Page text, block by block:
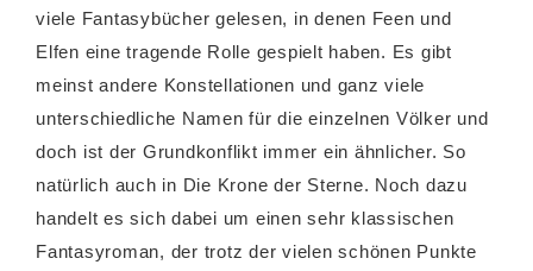
viele Fantasybücher gelesen, in denen Feen und
Elfen eine tragende Rolle gespielt haben. Es gibt
meinst andere Konstellationen und ganz viele
unterschiedliche Namen für die einzelnen Völker und
doch ist der Grundkonflikt immer ein ähnlicher. So
natürlich auch in Die Krone der Sterne. Noch dazu
handelt es sich dabei um einen sehr klassischen
Fantasyroman, der trotz der vielen schönen Punkte